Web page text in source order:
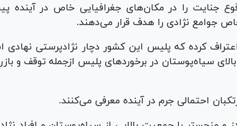
جنایت را در مکان‌های جغرافیایی خاص در آینده
جوامع نژادی را هدف قرار می‌دهند.
کرده که پلیس این کشور دچار نژادپرستی نهادی
سیاه‌پوستان در برخوردهای پلیس ازجمله توقف و
احتمالی جرم در آینده معرفی می‌کنند.